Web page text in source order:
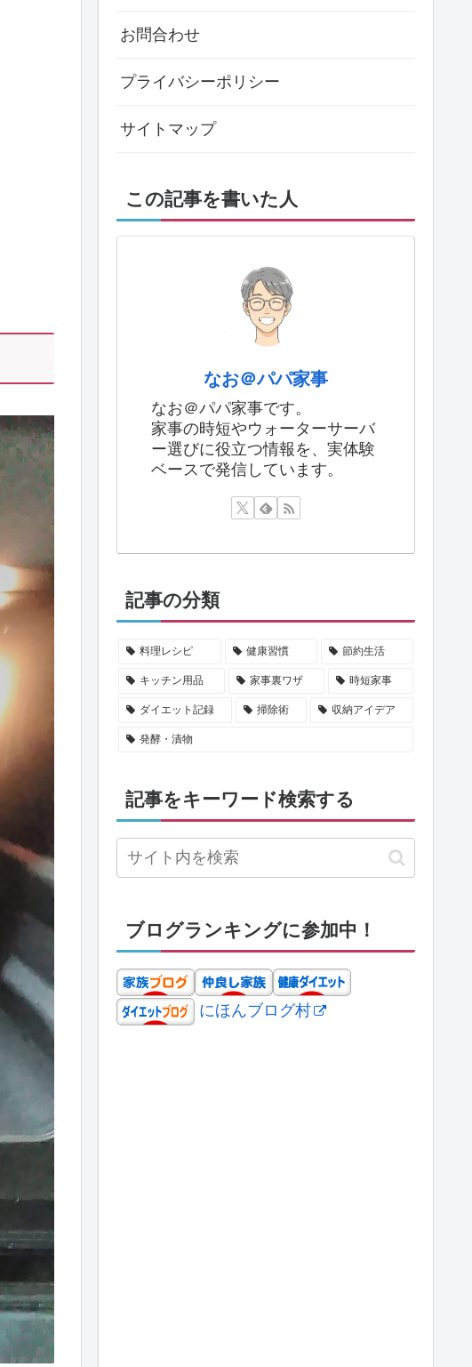
お問合わせ
プライバシーポリシー
サイトマップ
この記事を書いた人
なお＠パパ家事
なお＠パパ家事です。
家事の時短やウォーターサーバ
ー選びに役立つ情報を、実体験
ベースで発信しています。
記事の分類
料理レシピ 健康習慣 節約生活
キッチン用品 家事裏ワザ 時短家事
ダイエット記録 掃除術 収納アイデア
発酵・漬物
記事をキーワード検索する
ブログランキングに参加中！
にほんブログ村